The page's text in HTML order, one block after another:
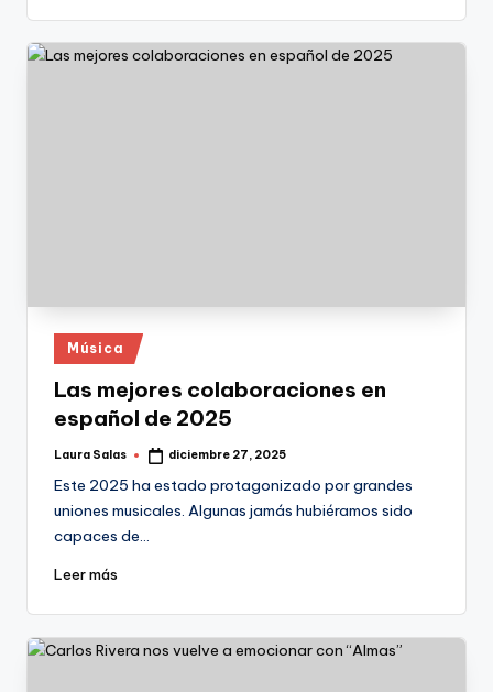
Publicado
en
Música
Las mejores colaboraciones en
español de 2025
Publicado
Laura Salas diciembre 27, 2025
Este 2025 ha estado protagonizado por grandes
uniones musicales. Algunas jamás hubiéramos sido
capaces de…
Leer más